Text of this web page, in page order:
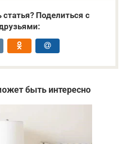
Поделиться с
быть интересно